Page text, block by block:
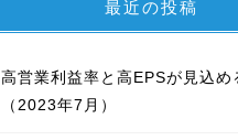
最近の投稿
高営業利益率と高EPSが見込め
（2023年7月）